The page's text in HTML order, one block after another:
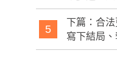
5
下篇：合
寫下結局